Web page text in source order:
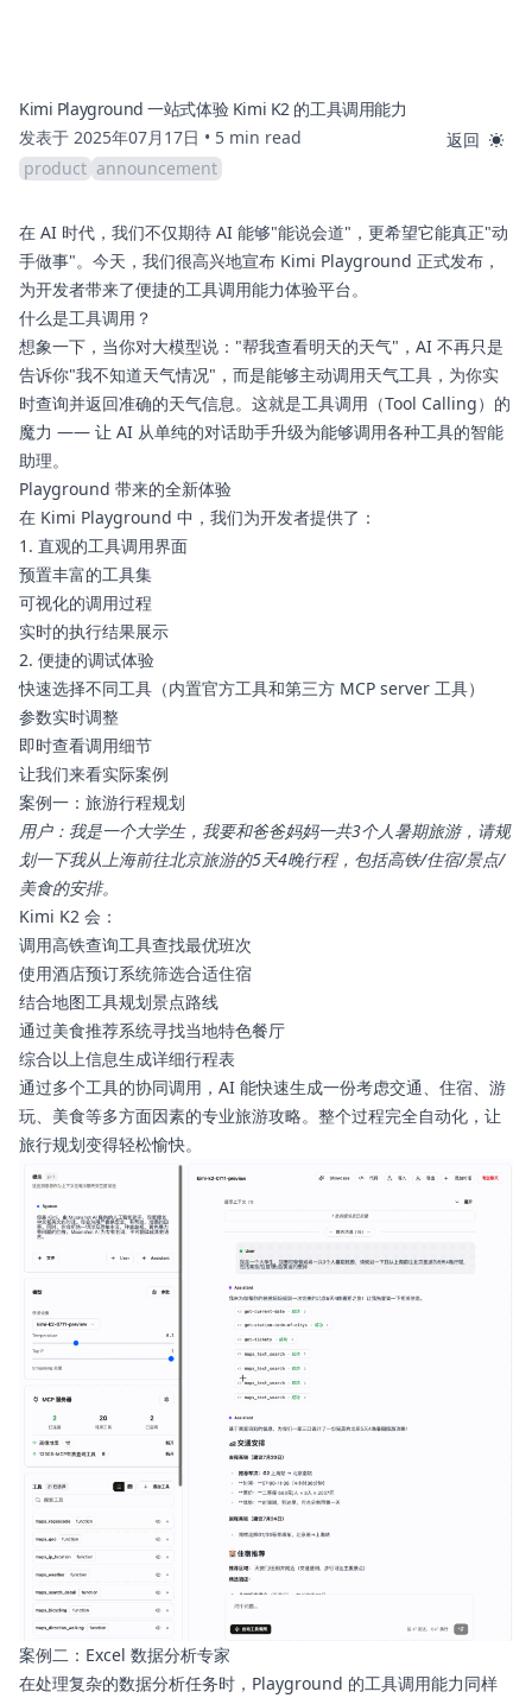
Kimi Playground 一站式体验 Kimi K2 的工具调用能力
发表于 2025年07月17日 • 5 min read
product announcement
返回
在 AI 时代，我们不仅期待 AI 能够"能说会道"，更希望它能真正"动
手做事"。今天，我们很高兴地宣布 Kimi Playground (opens in a
正式发布，
为开发者带来了便捷的工具调用能力体验平台。
什么是工具调用？
想象一下，当你对大模型说："帮我查看明天的天气"，AI 不再只是
告诉你"我不知道天气情况"，而是能够主动调用天气工具，为你实
时查询并返回准确的天气信息。这就是工具调用（Tool Calling）的
魔力 —— 让 AI 从单纯的对话助手升级为能够调用各种工具的智能
助理。
Playground 带来的全新体验
在 Kimi Playground 中，我们为开发者提供了：
1. 直观的工具调用界面
预置丰富的工具集
可视化的调用过程
实时的执行结果展示
2. 便捷的调试体验
快速选择不同工具（内置官方工具和第三方 MCP server 工具）
参数实时调整
即时查看调用细节
让我们来看实际案例
案例一：旅游行程规划
用户：我是一个大学生，我要和爸爸妈妈一共3个人暑期旅游，请规
划一下我从上海前往北京旅游的5天4晚行程，包括高铁/住宿/景点/
美食的安排。
Kimi K2 会：
调用高铁查询工具查找最优班次
使用酒店预订系统筛选合适住宿
结合地图工具规划景点路线
通过美食推荐系统寻找当地特色餐厅
综合以上信息生成详细行程表
通过多个工具的协同调用，AI 能快速生成一份考虑交通、住宿、游
玩、美食等多方面因素的专业旅游攻略。整个过程完全自动化，让
旅行规划变得轻松愉快。
案例二：Excel 数据分析专家
在处理复杂的数据分析任务时，Playground 的工具调用能力同样